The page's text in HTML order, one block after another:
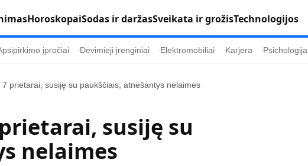
HoroskopaiSodas ir daržasSveikata ir grožisTechnologijos
Kultūra
Sodas ir daržas
Etikos politika
įpročiai Dėvimieji įrenginiai Elektromobiliai Karjera Psichologija
prietarai, susiję su paukščiais, atnešantys nelaimes
susiję su
nelaimes